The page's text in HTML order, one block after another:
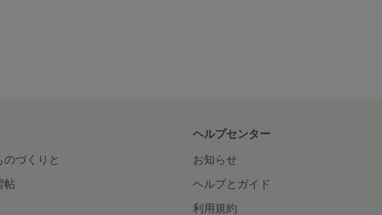
のづくりと
帖
ヘルプセンター
お知らせ
ヘルプとガイド
利用規約